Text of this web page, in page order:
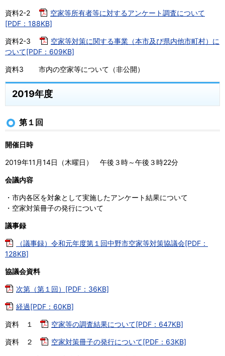
資料2-2
空家等所有者等に対するアンケート調査について
[PDF：188KB]
資料2-3
空家等対策に関する事業（本市及び県内他市町村）に
ついて[PDF：609KB]
資料3 市内の空家等について（非公開）
2019年度
第１回
開催日時
2019年11月14日（木曜日） 午後３時～午後３時22分
会議内容
・市内各区を対象として実施したアンケート結果について
・空家対策冊子の発行について
議事録
（議事録）令和元年度第１回中野市空家等対策協議会[PDF：
128KB]
協議会資料
次第（第１回）[PDF：36KB]
経過[PDF：60KB]
資料 １ 空家等の調査結果について[PDF：647KB]
資料 ２ 空家対策冊子の発行について[PDF：63KB]